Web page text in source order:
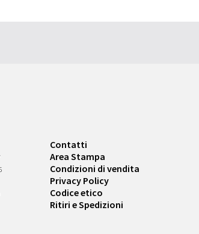
Contatti
Area Stampa
Condizioni di vendita
Privacy Policy
Codice etico
Ritiri e Spedizioni